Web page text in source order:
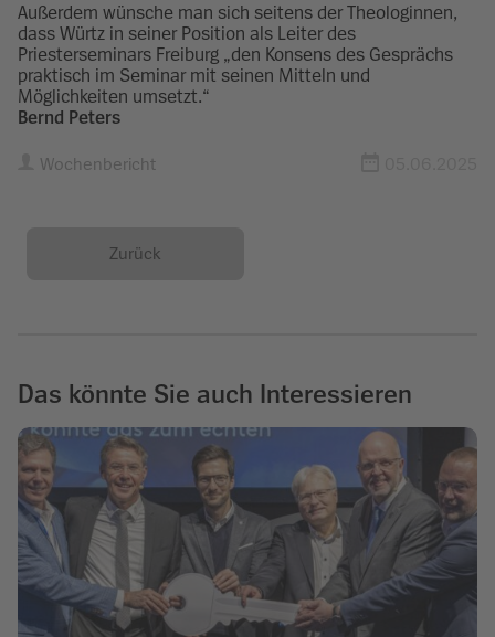
Außerdem wünsche man sich seitens der Theologinnen,
dass Würtz in seiner Position als Leiter des
Priesterseminars Freiburg „den Konsens des Gesprächs
praktisch im Seminar mit seinen Mitteln und
Möglichkeiten umsetzt.“
Bernd Peters
Wochenbericht
Zurück
Das könnte Sie auch Interessieren